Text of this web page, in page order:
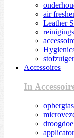
air
Leather
Accessoires
In